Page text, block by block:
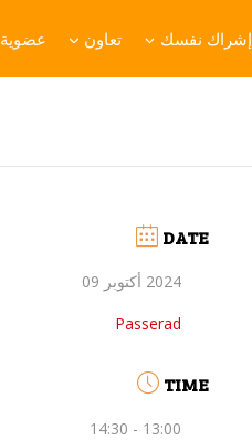
إشراك نفسك تعاون عضوية
DATE
2024 أكتوبر 09
Passerad
TIME
13:00 - 14:30